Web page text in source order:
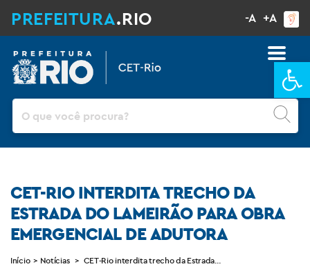
PREFEITURA.RIO -A +A
Pesquisar
CET-RIO INTERDITA TRECHO DA
ESTRADA DO LAMEIRÃO PARA OBRA
EMERGENCIAL DE ADUTORA
Início > Notícias > CET-Rio interdita trecho da Estrada do Lameirão para obra